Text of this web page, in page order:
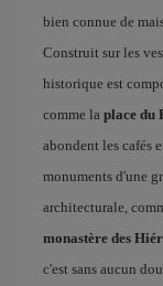
bien connue de
Construit sur les
historique est
comme la place du
abondent les cafés
monuments d'une
architecturale,
monastère des
c'est sans aucun